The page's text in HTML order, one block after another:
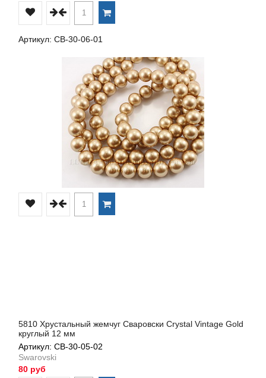
Артикул: СВ-30-06-01
5810 Хрустальный жемчуг Сваровски Crystal Vintage Gold
круглый 12 мм
Артикул: СВ-30-05-02
Swarovski
80 руб